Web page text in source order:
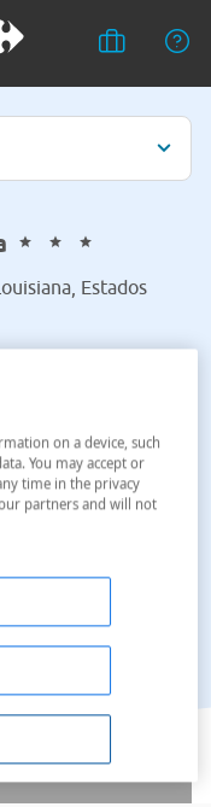
Estados
on a device, such
You may accept or
time in the privacy
partners and will not